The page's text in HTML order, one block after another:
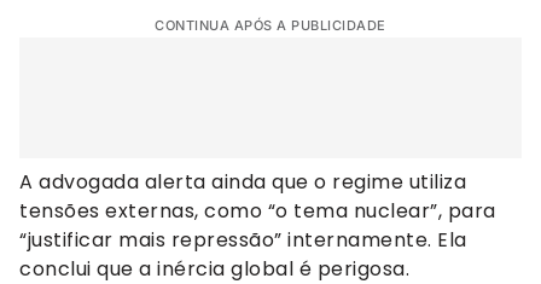
CONTINUA APÓS A PUBLICIDADE
A advogada alerta ainda que o regime utiliza
tensões externas, como “o tema nuclear”, para
“justificar mais repressão” internamente. Ela
conclui que a inércia global é perigosa.